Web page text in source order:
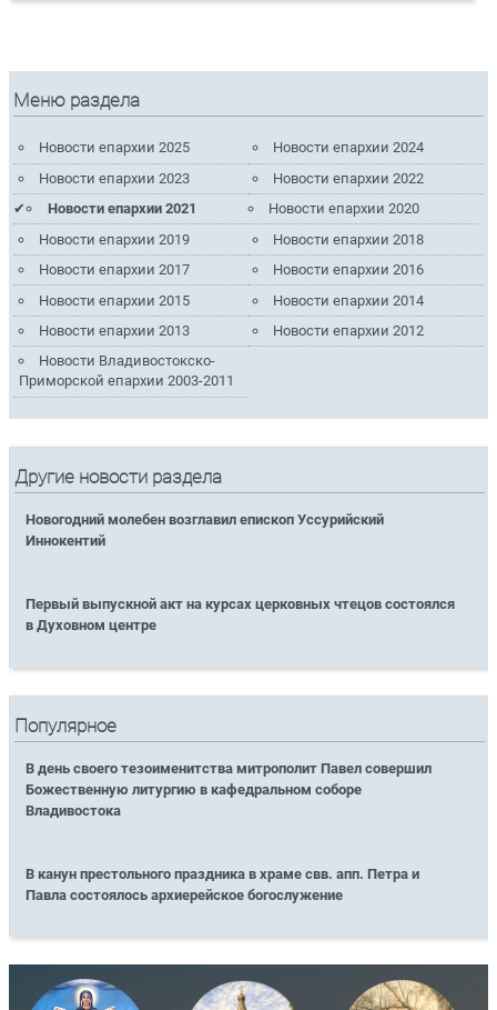
Меню раздела
Новости епархии 2025
Новости епархии 2024
Новости епархии 2023
Новости епархии 2022
Новости епархии 2021
Новости епархии 2020
Новости епархии 2019
Новости епархии 2018
Новости епархии 2017
Новости епархии 2016
Новости епархии 2015
Новости епархии 2014
Новости епархии 2013
Новости епархии 2012
Новости Владивостокско-
Приморской епархии 2003-2011
Другие новости раздела
Новогодний молебен возглавил епископ Уссурийский
Иннокентий
Первый выпускной акт на курсах церковных чтецов состоялся
в Духовном центре
Популярное
В день своего тезоименитства митрополит Павел совершил
Божественную литургию в кафедральном соборе
Владивостока
В канун престольного праздника в храме свв. апп. Петра и
Павла состоялось архиерейское богослужение